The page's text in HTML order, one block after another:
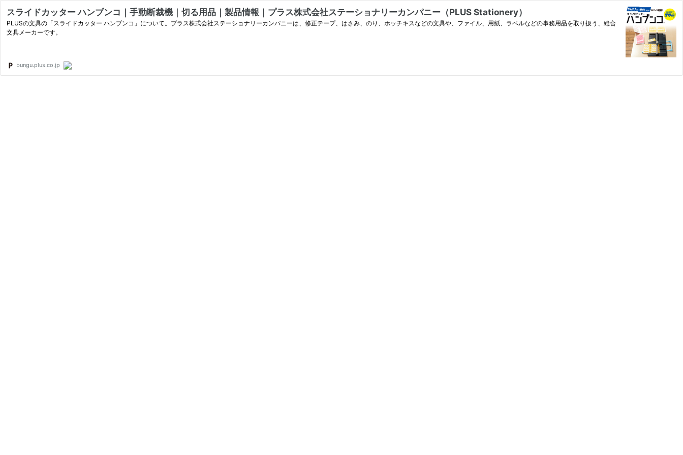
スライドカッター ハンブンコ｜手動断裁機｜切る用品｜製品情報｜プラス株式会社ステーショナリーカンパニー（PLUS Stationery）
PLUSの文具の「スライドカッター ハンブンコ」について。プラス株式会社ステーショナリーカンパニーは、修正テープ、はさみ、のり、ホッチキスなどの文具や、ファイル、用紙、ラベルなどの事務用品を取り扱う、総合
文具メーカーです。
bungu.plus.co.jp